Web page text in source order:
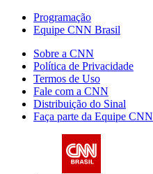
Programação
Equipe CNN Brasil
Sobre a CNN
Política de Privacidade
Termos de Uso
Fale com a CNN
Distribuição do Sinal
Faça parte da Equipe CNN